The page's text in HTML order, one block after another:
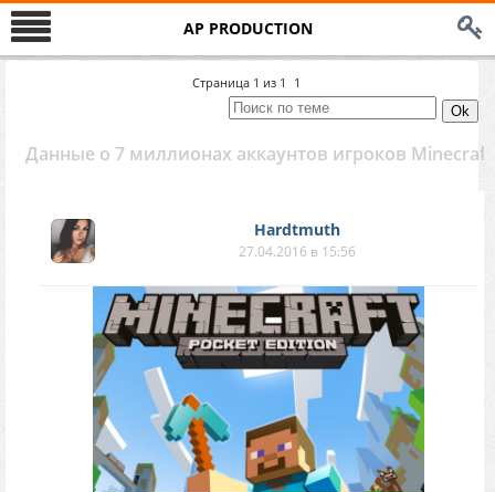
AP PRODUCTION
Страница 1 из 1 1
Данные о 7 миллионах аккаунтов игроков Minecraft
Hardtmuth
27.04.2016 в 15:56